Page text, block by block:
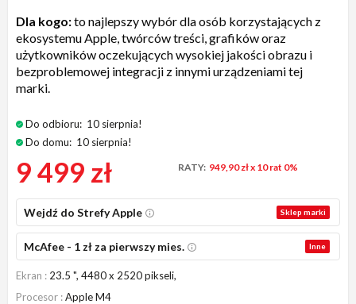
Dla kogo:to najlepszy wybór dla osób korzystających z
ekosystemu Apple, twórców treści, grafików oraz
użytkowników oczekujących wysokiej jakości obrazu i
bezproblemowej integracji z innymi urządzeniami tej
marki.
Do odbioru: 10 sierpnia!
Do domu: 10 sierpnia!
9 499 zł RATY: 949,90 złx 10 rat 0%
Sklep marki
Wejdź do Strefy Apple
Inne
McAfee - 1 zł za pierwszy mies.
Ekran
23.5 ", 4480 x 2520 pikseli,
Procesor Apple M4